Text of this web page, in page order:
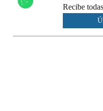
Recibe